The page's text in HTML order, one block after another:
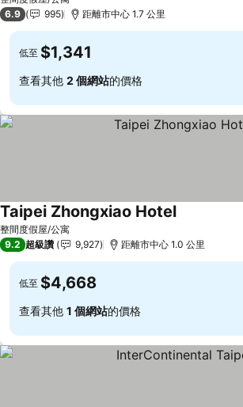
6.9 995 距離市中心 1.7 公里
低至 $1,341
查看其他 2 個網站的價格
整間度假屋/公寓
Taipei Zhongxiao Hotel查看價格
9.2 超級讚 9,927 距離市中心 1.0 公里
低至 $4,668
查看其他 1 個網站的價格